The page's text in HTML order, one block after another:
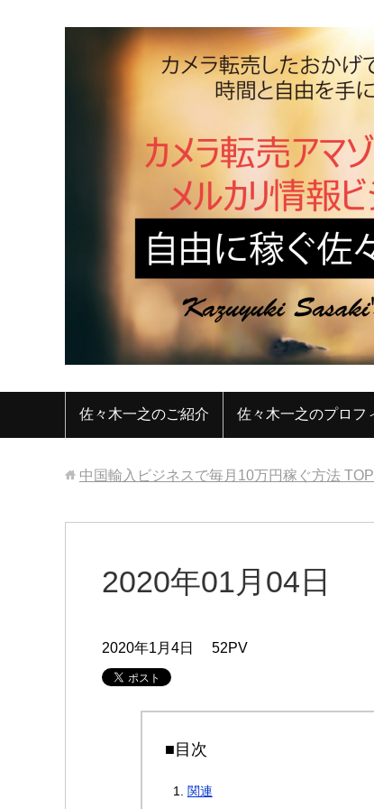
佐々木一之のご紹介 佐々木一之のプロフ
中国輸入ビジネスで毎月10万円稼ぐ方法 TOP
2020年01月04日
2020年1月4日 52PV
■目次
関連